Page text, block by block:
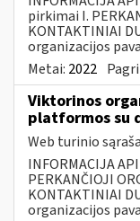
pirkimai I.
KONTAKTINIAI
organizacijos
Metai: 2022
Viktorinos
platformos su
Web turinio
INFORMACIJA
PERKANČIOJI
KONTAKTINIAI
organizacijos